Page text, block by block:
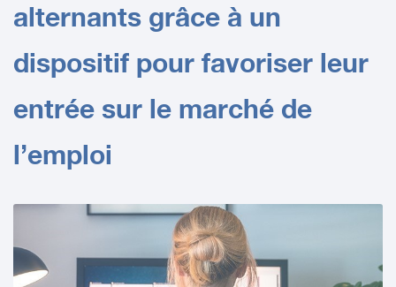
alternants grâce à un
dispositif pour favoriser leur
entrée sur le marché de
l’emploi